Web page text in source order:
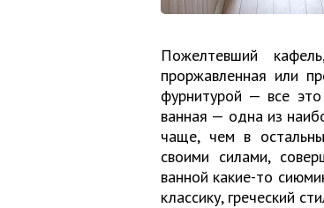
Пожелтевший
проржавленная или
фурнитурой — все
ванная — одна из
чаще, чем в
своими силами,
ванной какие-то
классику, греческий